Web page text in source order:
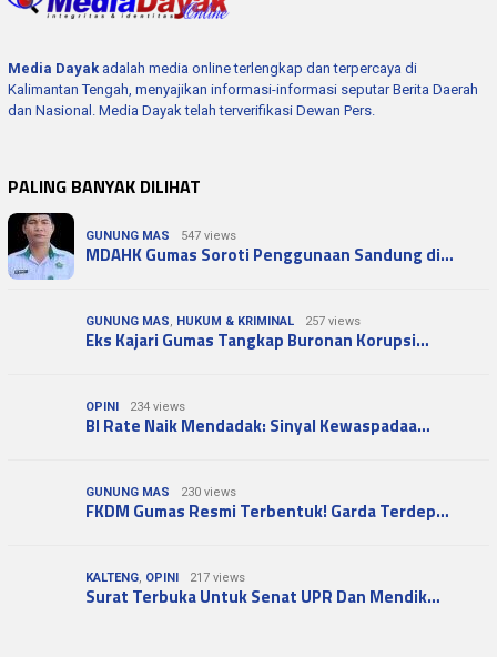
Media Dayak adalah media online terlengkap dan terpercaya di
Kalimantan Tengah, menyajikan informasi-informasi seputar Berita Daerah
dan Nasional. Media Dayak telah terverifikasi Dewan Pers.
PALING BANYAK DILIHAT
GUNUNG MAS 547 views
MDAHK Gumas Soroti Penggunaan Sandung di…
GUNUNG MAS, HUKUM & KRIMINAL 257 views
Eks Kajari Gumas Tangkap Buronan Korupsi…
OPINI 234 views
BI Rate Naik Mendadak: Sinyal Kewaspadaa…
GUNUNG MAS 230 views
FKDM Gumas Resmi Terbentuk! Garda Terdep…
KALTENG, OPINI 217 views
Surat Terbuka Untuk Senat UPR Dan Mendik…